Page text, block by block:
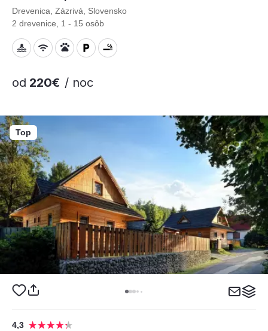
Drevenica, Zázrivá, Slovensko
2 drevenice, 1 - 15 osôb
od 220€ / noc
4,3
Top